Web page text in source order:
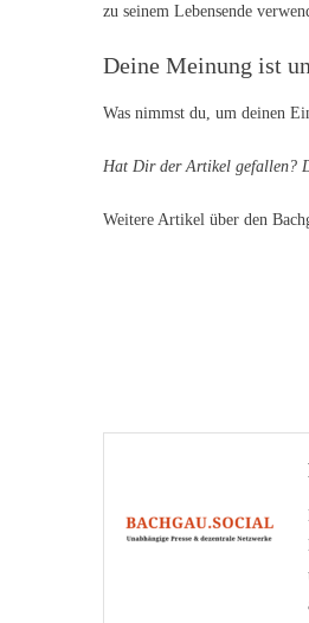
zu seinem Lebensende
Deine Meinung ist
Was nimmst du, um deinen
Hat Dir der Artikel gefallen?
Weitere Artikel über den